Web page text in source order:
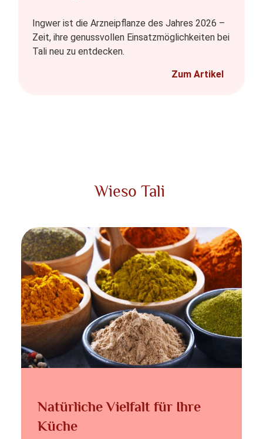
Ingwer ist die Arzneipflanze des Jahres 2026 –
Zeit, ihre genussvollen Einsatzmöglichkeiten bei
Tali neu zu entdecken.
Zum Artikel
Wieso Tali
Natürliche Vielfalt für Ihre
Küche